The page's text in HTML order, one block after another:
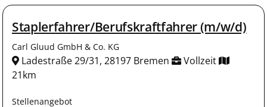
Staplerfahrer/Berufskraftfahrer (m/w/d)
Carl Gluud GmbH & Co. KG
Ladestraße 29/31, 28197 Bremen
Vollzeit
21km
Stellenangebot